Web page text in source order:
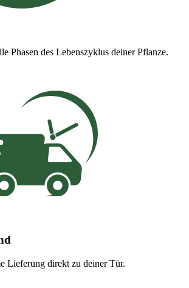
Phasen des Lebenszyklus deiner Pflanze.
Lieferung direkt zu deiner Tür.